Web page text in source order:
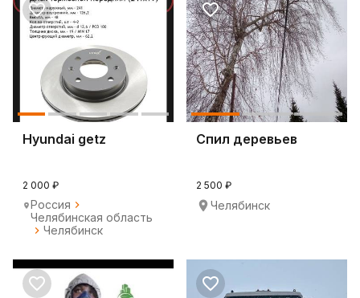
Hyundai getz
2 000 ₽
Россия
Челябинская область
Челябинск
Спил деревьев
2 500 ₽
Челябинск